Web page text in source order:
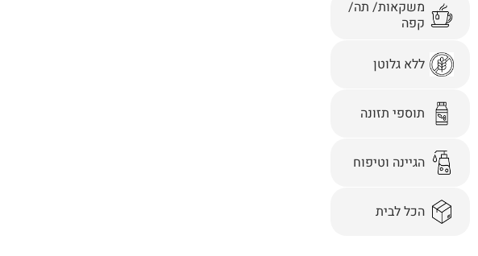
משקאות/ תה/
קפה
ללא גלוטן
תוספי תזונה
הגיינה וטיפוח
הכל לבית